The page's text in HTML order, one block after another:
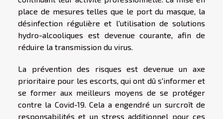
place de mesures telles que le port du masque, la
désinfection régulière et l'utilisation de solutions
hydro-alcooliques est devenue courante, afin de
réduire la transmission du virus.
La prévention des risques est devenue un axe
prioritaire pour les escorts, qui ont dû s'informer et
se former aux meilleurs moyens de se protéger
contre la Covid-19. Cela a engendré un surcroît de
responsabilités et un stress additionnel pour ces